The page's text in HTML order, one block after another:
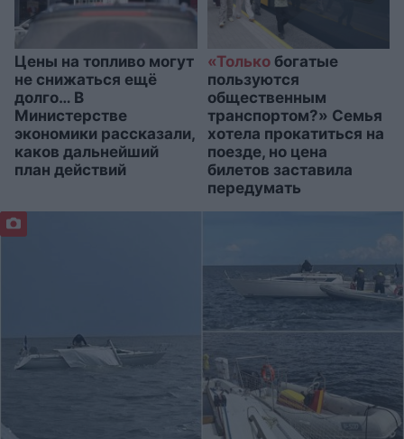
Цены на топливо могут
не снижаться ещё
долго… В
Министерстве
экономики рассказали,
каков дальнейший
план действий
«Толькобогатые
пользуются
общественным
транспортом?» Семья
хотела прокатиться на
поезде, но цена
билетов заставила
передумать